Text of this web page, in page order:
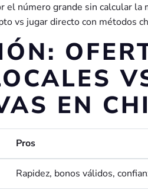
el número grande sin calcular
vs jugar directo con métodos
EN
Pros
Rapidez, bonos válidos,